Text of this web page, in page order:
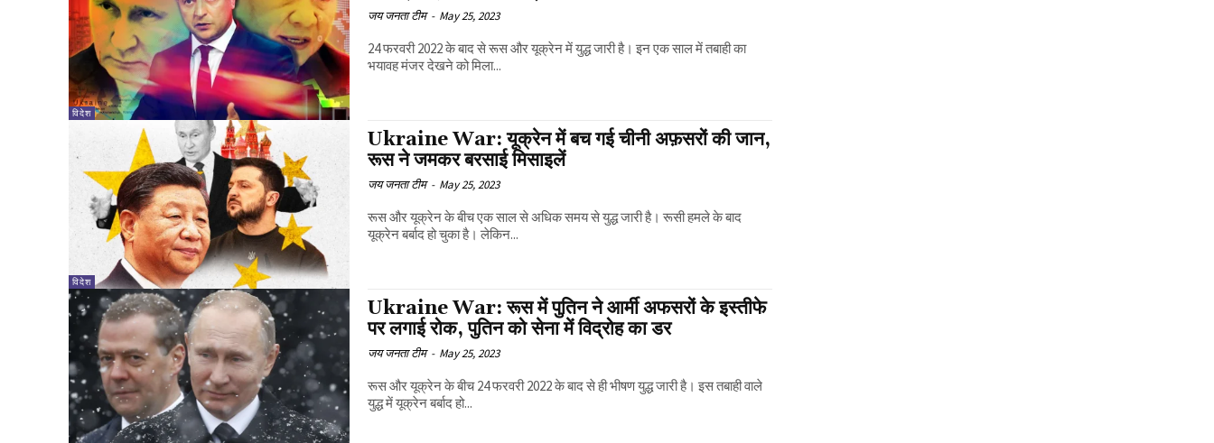
विदेश
जय जनता टीम - May 25, 2023
24 फरवरी 2022 के बाद से रूस और यूक्रेन में युद्ध जारी है। इन एक साल में तबाही का
भयावह मंजर देखने को मिला...
विदेश
Ukraine War: यूक्रेन में बच गई चीनी अफ़सरों की जान,
रूस ने जमकर बरसाई मिसाइलें
जय जनता टीम - May 25, 2023
रूस और यूक्रेन के बीच एक साल से अधिक समय से युद्ध जारी है। रूसी हमले के बाद
यूक्रेन बर्बाद हो चुका है। लेकिन...
Ukraine War: रूस में पुतिन ने आर्मी अफसरों के इस्तीफे
पर लगाई रोक, पुतिन को सेना में विद्रोह का डर
जय जनता टीम - May 25, 2023
रूस और यूक्रेन के बीच 24 फरवरी 2022 के बाद से ही भीषण युद्ध जारी है। इस तबाही वाले
युद्ध में यूक्रेन बर्बाद हो...